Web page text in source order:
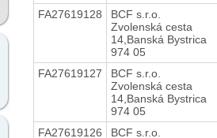
FA27619128
BCF s.r.o.
Zvolenská cesta
14,Banská Bystrica
974 05
FA27619127
BCF s.r.o.
Zvolenská cesta
14,Banská Bystrica
974 05
FA27619126
BCF s.r.o.